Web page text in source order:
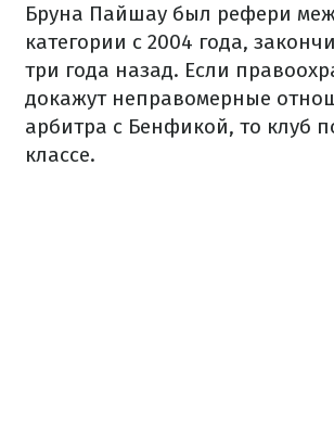
Бруна Пайшау был рефери
категории с 2004 года,
три года назад. Если
докажут неправомерные
арбитра с Бенфикой, то клуб
классе.